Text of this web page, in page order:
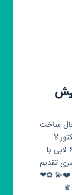
ساخت
اپلیکیشن ارتش مافیا که شامل ۶ لابی با
تقدیم
❤️💫 ✿❤